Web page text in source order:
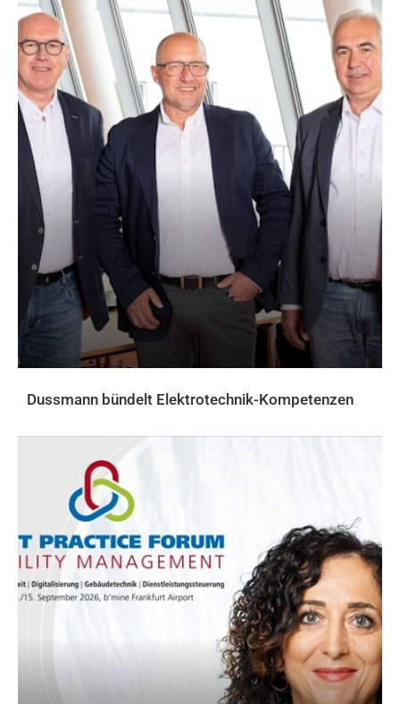
Dussmann bündelt Elektrotechnik-Kompetenzen